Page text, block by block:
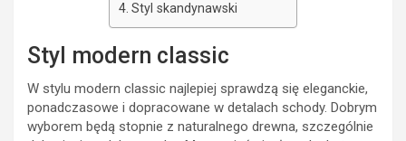
Styl skandynawski
Styl modern classic
W stylu modern classic najlepiej sprawdzą się eleganckie,
ponadczasowe i dopracowane w detalach schody. Dobrym
wyborem będą stopnie z naturalnego drewna, szczególnie